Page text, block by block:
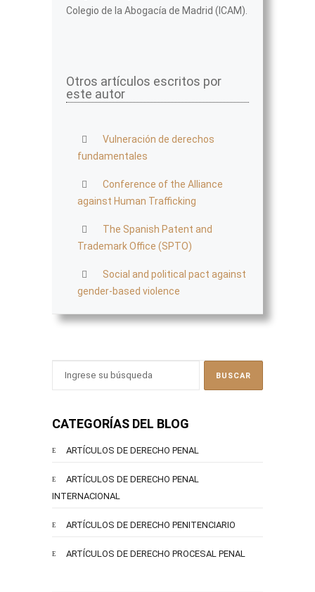
Colegio de la Abogacía de Madrid (ICAM).
Otros artículos escritos por
este autor
Vulneración de derechos
fundamentales
Conference of the Alliance
against Human Trafficking
The Spanish Patent and
Trademark Office (SPTO)
Social and political pact against
gender-based violence
CATEGORÍAS DEL BLOG
ARTÍCULOS DE DERECHO PENAL
ARTÍCULOS DE DERECHO PENAL
INTERNACIONAL
ARTÍCULOS DE DERECHO PENITENCIARIO
ARTÍCULOS DE DERECHO PROCESAL PENAL